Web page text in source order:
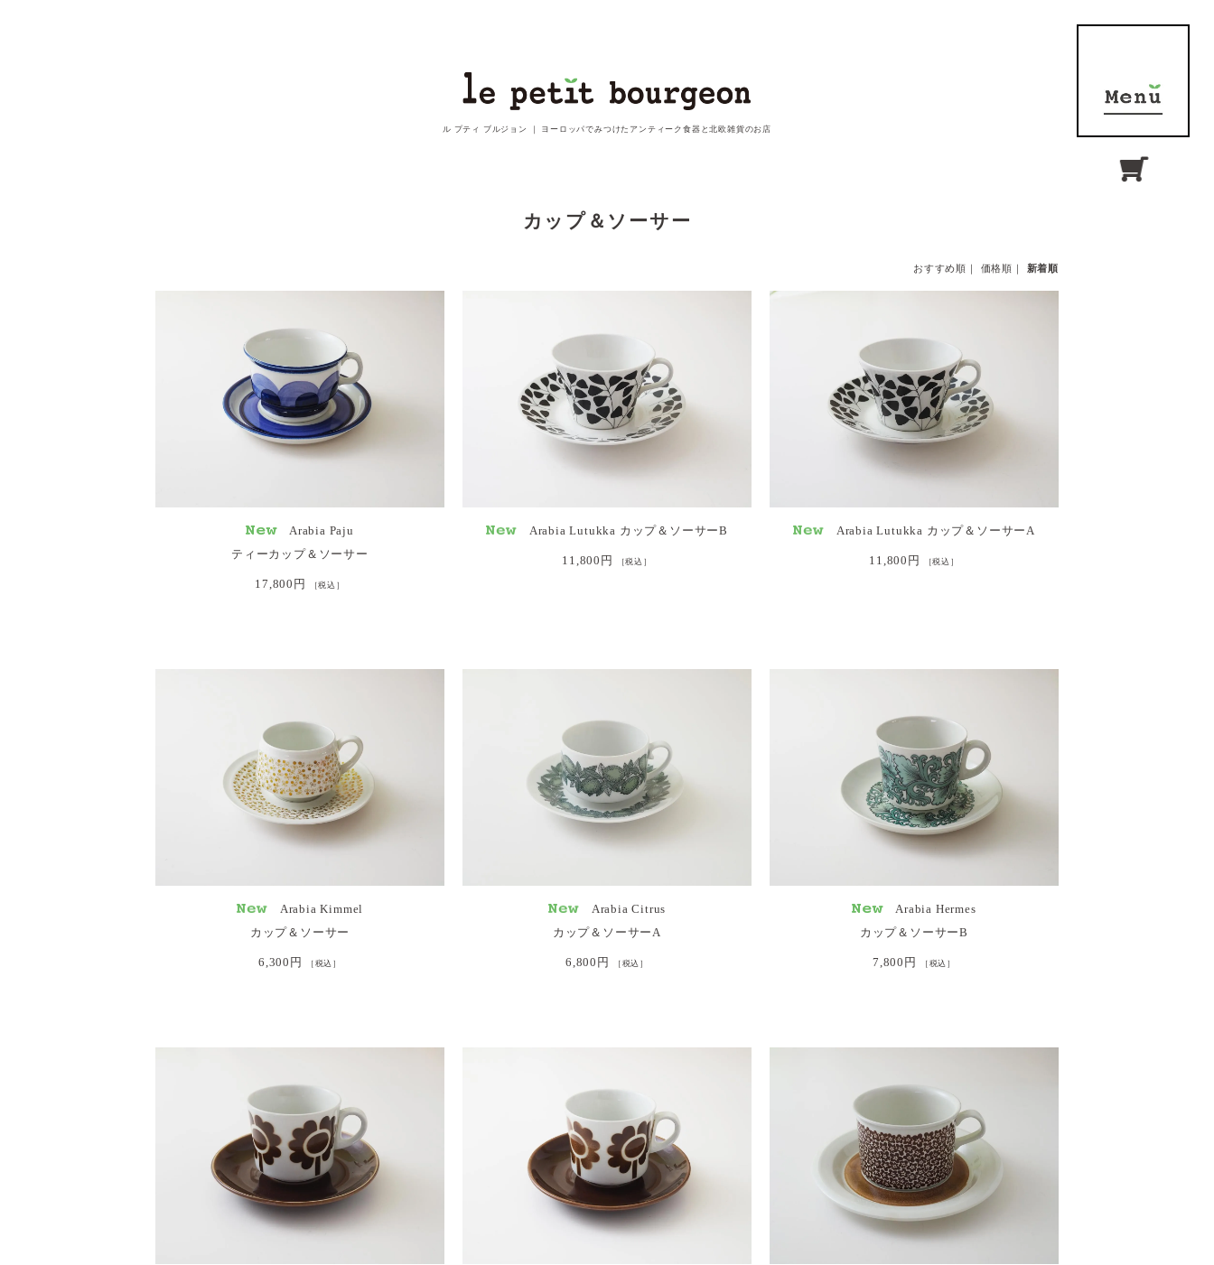
ル プティ ブルジョン ｜ ヨーロッパでみつけたアンティーク食器と北欧雑貨のお店
カップ＆ソーサー
おすすめ順 価格順 新着順
Arabia Paju
ティーカップ＆ソーサー
17,800円 ［税込］
Arabia Lutukka カップ＆ソーサーB
11,800円 ［税込］
Arabia Lutukka カップ＆ソーサーA
11,800円 ［税込］
Arabia Kimmel
カップ＆ソーサー
6,300円 ［税込］
Arabia Citrus
カップ＆ソーサーA
6,800円 ［税込］
Arabia Hermes
カップ＆ソーサーB
7,800円 ［税込］